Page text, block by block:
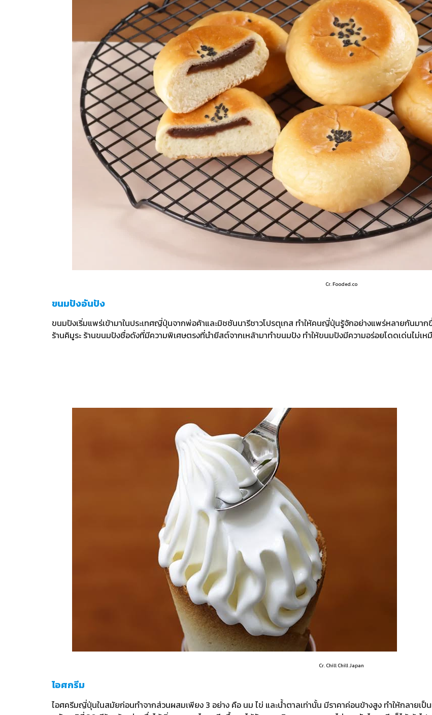
Cr. Fooded.co
ขนมปังอันปัง
ขนมปังเริ่มแพร่เข้ามาในประเทศญี่ปุ่นจากพ่อค้าและมิชชันนารีชาวโปรตุเกส ทำให้คนญี่ปุ่นรู้จักอย่างแพร่หลายกันม
ร้านคิมูระ ร้านขนมปังชื่อดังที่มีความพิเศษตรงที่นำยีสต์จากเหล้ามาทำขนมปัง ทำให้ขนมปังมีความอร่อยโดดเด่นไม่เห
Cr. Chill Chill Japan
ไอศกรีม
ไอศครีมญี่ปุ่นในสมัยก่อนทำจากส่วนผสมเพียง 3 อย่าง คือ นม ไข่ และน้ำตาลเท่านั้น มีราคาค่อนข้างสูง ทำให้กลายเ